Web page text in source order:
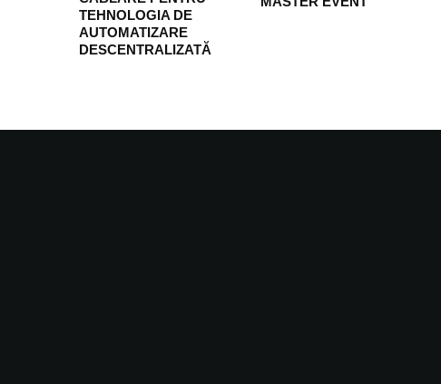
TEHNOLOGIA DE
AUTOMATIZARE
DESCENTRALIZATĂ